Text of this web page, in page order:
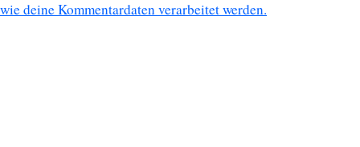
wie deine Kommentardaten verarbeitet werden.